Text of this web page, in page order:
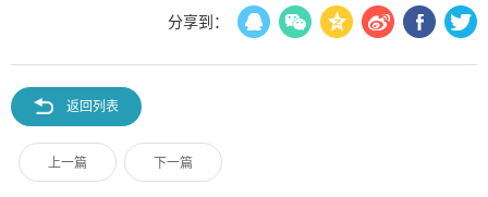
分享到：
返回列表
上一篇 下一篇